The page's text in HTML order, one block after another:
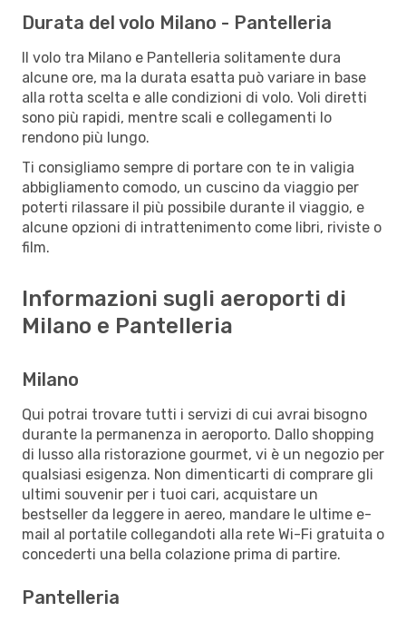
Durata del volo Milano - Pantelleria
Il volo tra Milano e Pantelleria solitamente dura
alcune ore, ma la durata esatta può variare in base
alla rotta scelta e alle condizioni di volo. Voli diretti
sono più rapidi, mentre scali e collegamenti lo
rendono più lungo.
Ti consigliamo sempre di portare con te in valigia
abbigliamento comodo, un cuscino da viaggio per
poterti rilassare il più possibile durante il viaggio, e
alcune opzioni di intrattenimento come libri, riviste o
film.
Informazioni sugli aeroporti di
Milano e Pantelleria
Milano
Qui potrai trovare tutti i servizi di cui avrai bisogno
durante la permanenza in aeroporto. Dallo shopping
di lusso alla ristorazione gourmet, vi è un negozio per
qualsiasi esigenza. Non dimenticarti di comprare gli
ultimi souvenir per i tuoi cari, acquistare un
bestseller da leggere in aereo, mandare le ultime e-
mail al portatile collegandoti alla rete Wi-Fi gratuita o
concederti una bella colazione prima di partire.
Pantelleria